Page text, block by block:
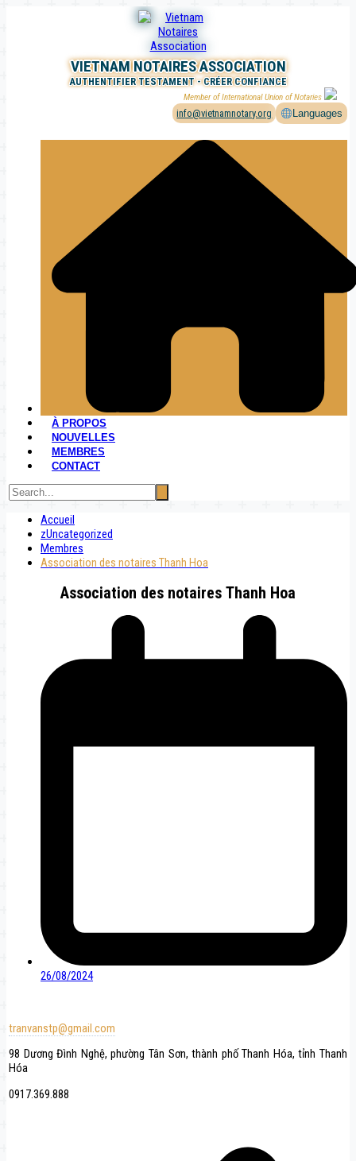
VIETNAM NOTAIRES ASSOCIATION
AUTHENTIFIER TESTAMENT - CRÉER CONFIANCE
Member of International Union of Notaries
info@vietnamnotary.org Languages
À PROPOS
NOUVELLES
MEMBRES
CONTACT
Accueil
zUncategorized
Membres
Association des notaires Thanh Hoa
Association des notaires Thanh Hoa
26/08/2024
tranvanstp@gmail.com
98 Dương Đình Nghệ, phường Tân Sơn, thành phố Thanh Hóa, tỉnh Thanh
Hóa
0917.369.888